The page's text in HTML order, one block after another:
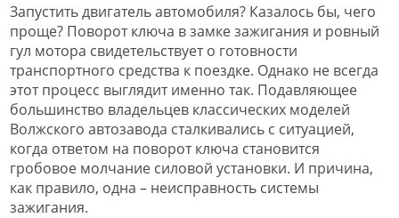
Запустить двигатель автомобиля? Казалось бы, чего
проще? Поворот ключа в замке зажигания и ровный
гул мотора свидетельствует о готовности
транспортного средства к поездке. Однако не всегда
этот процесс выглядит именно так. Подавляющее
большинство владельцев классических моделей
Волжского автозавода сталкивались с ситуацией,
когда ответом на поворот ключа становится
гробовое молчание силовой установки. И причина,
как правило, одна – неисправность системы
зажигания.